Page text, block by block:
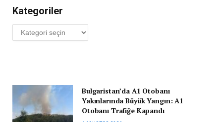
Kategoriler
Kategoriler
Bulgaristan’da A1 Otobanı
Yakınlarında Büyük Yangın: A1
Otobanı Trafiğe Kapandı